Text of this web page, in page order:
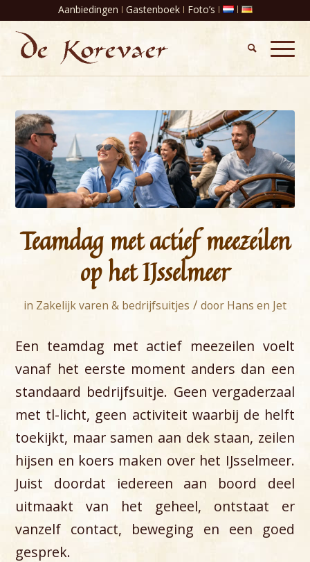
Aanbiedingen Gastenboek Foto’s
Teamdag met actief meezeilen
op het IJsselmeer
in Zakelijk varen & bedrijfsuitjes / door Hans en Jet
Een teamdag met actief meezeilen voelt
vanaf het eerste moment anders dan een
standaard bedrijfsuitje. Geen vergaderzaal
met tl-licht, geen activiteit waarbij de helft
toekijkt, maar samen aan dek staan, zeilen
hijsen en koers maken over het IJsselmeer.
Juist doordat iedereen aan boord deel
uitmaakt van het geheel, ontstaat er
vanzelf contact, beweging en een goed
gesprek.